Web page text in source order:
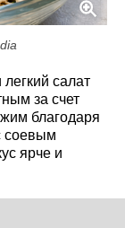
салат
за счет
благодаря
соевым
ярче и